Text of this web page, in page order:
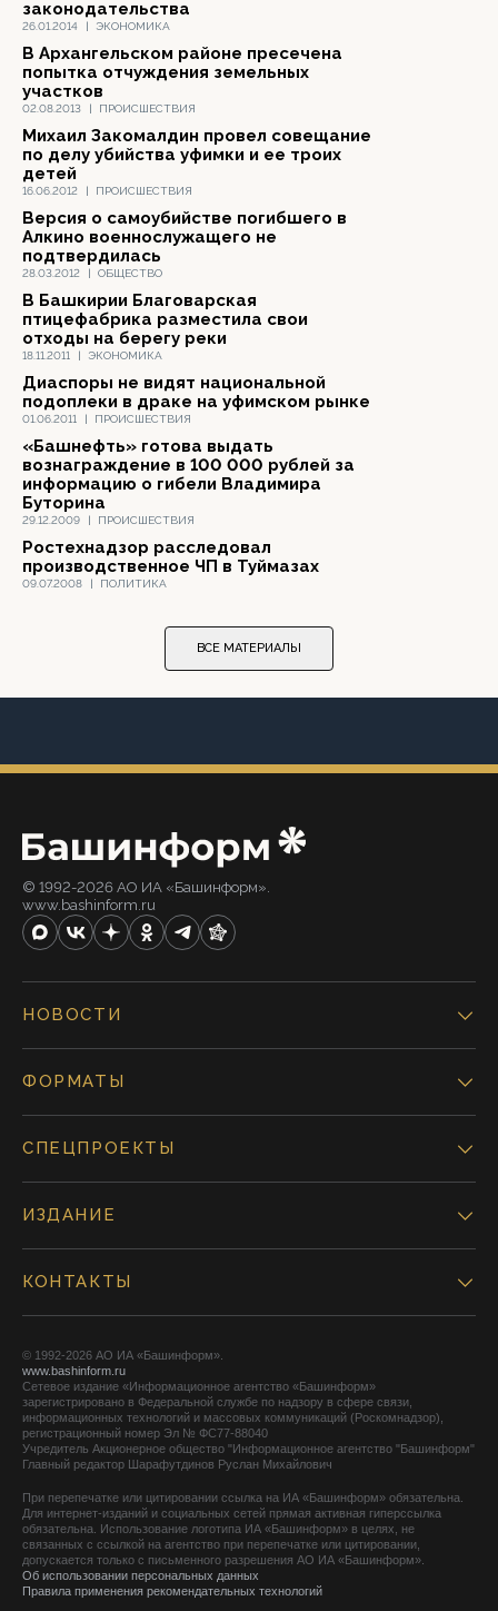
26.01.2014 | ЭКОНОМИКА
законодательства
02.08.2013 | ПРОИСШЕСТВИЯ
В Архангельском районе пресечена
попытка отчуждения земельных
участков
16.06.2012 | ПРОИСШЕСТВИЯ
Михаил Закомалдин провел совещание
по делу убийства уфимки и ее троих
детей
28.03.2012 | ОБЩЕСТВО
Версия о самоубийстве погибшего в
Алкино военнослужащего не
подтвердилась
18.11.2011 | ЭКОНОМИКА
В Башкирии Благоварская
птицефабрика разместила свои
отходы на берегу реки
01.06.2011 | ПРОИСШЕСТВИЯ
Диаспоры не видят национальной
подоплеки в драке на уфимском рынке
29.12.2009 | ПРОИСШЕСТВИЯ
«Башнефть» готова выдать
вознаграждение в 100 000 рублей за
информацию о гибели Владимира
Буторина
09.07.2008 | ПОЛИТИКА
Ростехнадзор расследовал
производственное ЧП в Туймазах
ВСЕ МАТЕРИАЛЫ
© 1992-2026 АО ИА «Башинформ».
www.bashinform.ru
НОВОСТИ
ФОРМАТЫ
СПЕЦПРОЕКТЫ
ИЗДАНИЕ
КОНТАКТЫ
© 1992-2026 АО ИА «Башинформ».
www.bashinform.ru
Сетевое издание «Информационное агентство «Башинформ»
зарегистрировано в Федеральной службе по надзору в сфере связи,
информационных технологий и массовых коммуникаций (Роскомнадзор),
регистрационный номер Эл № ФС77-88040
Учредитель Акционерное общество "Информационное агентство "Башинформ"
Главный редактор Шарафутдинов Руслан Михайлович
При перепечатке или цитировании ссылка на ИА «Башинформ» обязательна.
Для интернет-изданий и социальных сетей прямая активная гиперссылка
обязательна. Использование логотипа ИА «Башинформ» в целях, не
связанных с ссылкой на агентство при перепечатке или цитировании,
допускается только с письменного разрешения АО ИА «Башинформ».
Об использовании персональных данных
Правила применения рекомендательных технологий